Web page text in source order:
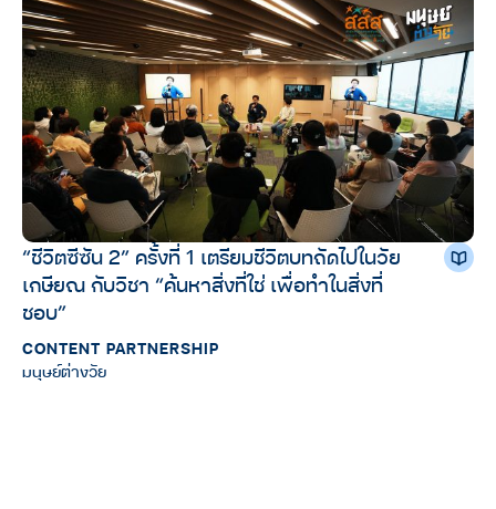
“ชีวิตซีซัน 2” ครั้งที่ 1 เตรียมชีวิตบทถัดไปในวัย
เกษียณ กับวิชา “ค้นหาสิ่งที่ใช่ เพื่อทำในสิ่งที่
ชอบ”
CONTENT PARTNERSHIP
มนุษย์ต่างวัย